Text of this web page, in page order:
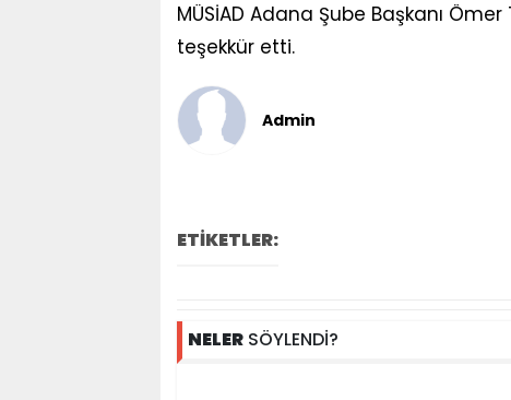
MÜSİAD Adana Şube Başkanı
teşekkür etti.
Admin
ETİKETLER:
NELER SÖYLENDİ?